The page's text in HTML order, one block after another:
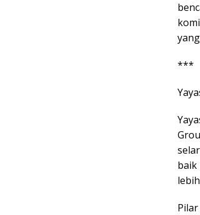
***
baik